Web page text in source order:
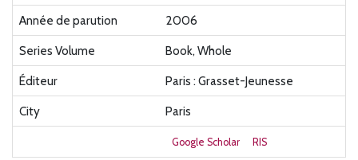
Année de parution
2006
Series Volume
Book, Whole
Éditeur
Paris : Grasset-Jeunesse
City
Paris
Google Scholar RIS